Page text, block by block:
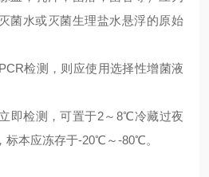
菌水或灭菌生理盐水悬浮的原始
PCR检测，则应使用选择性增菌液
即检测，可置于2～ 8℃冷藏过夜
标本应冻存于-20℃～-80℃。